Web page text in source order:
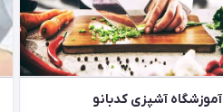
آموزشگاه آشپزی کدبانو